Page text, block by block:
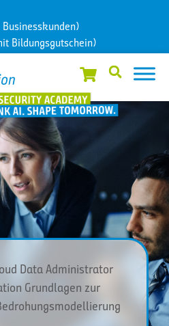
Bildungsgutschein)
Data Administrator
Grundlagen zur